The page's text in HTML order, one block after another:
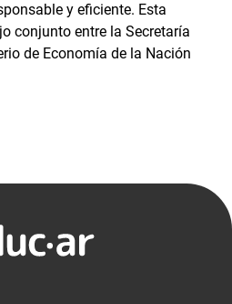
y eficiente. Esta
conjunto entre la Secretaría
de Economía de la Nación